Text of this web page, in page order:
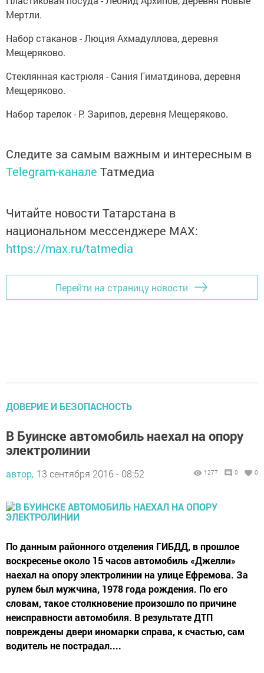
Мертли.
Набор стаканов - Люция Ахмадуллова, деревня
Мещеряково.
Стеклянная кастрюля - Сания Гиматдинова, деревня
Мещеряково.
Набор тарелок - Р. Зарипов, деревня Мещеряково.
Следите за самым важным и интересным в
Telegram-канале Татмедиа
Читайте новости Татарстана в
национальном мессенджере MАХ:
https://max.ru/tatmedia
Перейти на страницу новости
ДОВЕРИЕ И БЕЗОПАСНОСТЬ
В Буинске автомобиль наехал на опору
электролинии
автор, 13 сентября 2016 - 08:52 1277 0 0
По данным районного отделения ГИБДД, в прошлое
воскресенье около 15 часов автомобиль «Джелли»
наехал на опору электролинии на улице Ефремова. За
рулем был мужчина, 1978 года рождения. По его
словам, такое столкновение произошло по причине
неисправности автомобиля. В результате ДТП
повреждены двери иномарки справа, к счастью, сам
водитель не пострадал....